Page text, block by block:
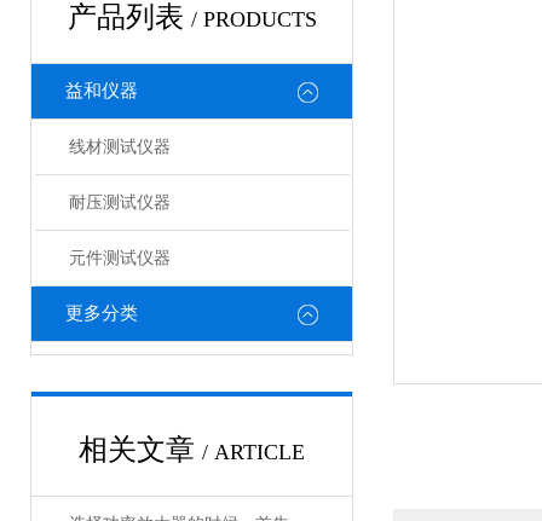
产品列表 / PRODUCTS
益和仪器
线材测试仪器
耐压测试仪器
元件测试仪器
更多分类
相关文章 / ARTICLE